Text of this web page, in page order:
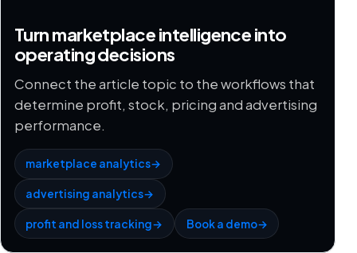
Turn marketplace intelligence into
operating decisions
Connect the article topic to the workflows that
determine profit, stock, pricing and advertising
performance.
marketplace analytics→
advertising analytics→
profit and loss tracking→ Book a demo→